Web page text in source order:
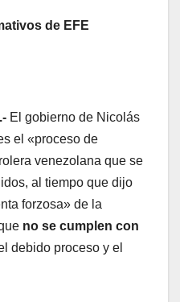
de EFE
El gobierno de Nicolás
el «proceso de
venezolana que se
al tiempo que dijo
forzosa» de la
no se cumplen con
debido proceso y el